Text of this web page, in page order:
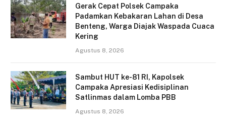
Gerak Cepat Polsek Campaka
Padamkan Kebakaran Lahan di Desa
Benteng, Warga Diajak Waspada Cuaca
Kering
Agustus 8, 2026
Sambut HUT ke-81 RI, Kapolsek
Campaka Apresiasi Kedisiplinan
Satlinmas dalam Lomba PBB
Agustus 8, 2026